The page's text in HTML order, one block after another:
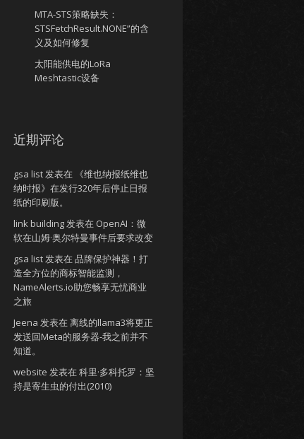
MTA-STS策略缺失：
STSFetchResult.NONE”的含
义及如何修复
太阳能供电的LoRa
Meshtastic设备
近期评论
gsa list发表在
《维也纳报纸维也
纳时报》在发行320年后停止日报
纸的印刷版。
link building发表在 OpenAI：微
软在山姆·奥尔特曼事件后要求改变
gsa list发表在 品牌保护神器！打
造全方位的商标智能监测，
NameAlerts.io助您畅享无忧商业
之旅
Jeena 发表在 离线的llama3将更正
发送回Meta的服务器-我之前并不
知道。
website 发表在 科里·多科托罗：坚
持是寄生虫的付出(2010)